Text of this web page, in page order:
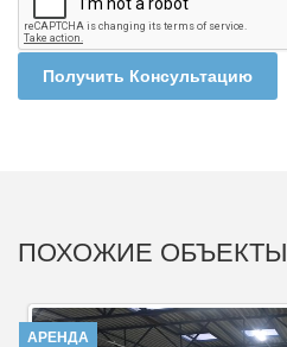
Получить Консультацию
ПОХОЖИЕ ОБЪЕКТЫ
АРЕНДА